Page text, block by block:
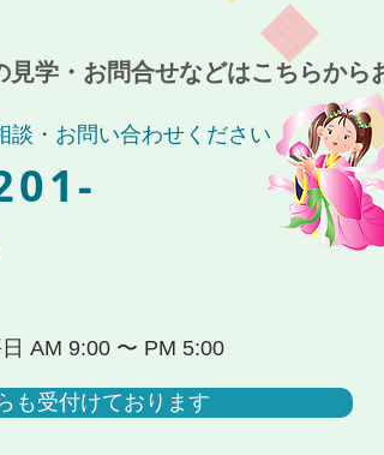
学・お問合せなどはこちらから
談・お問い合わせください
AM 9:00 〜 PM 5:00
も受付けております